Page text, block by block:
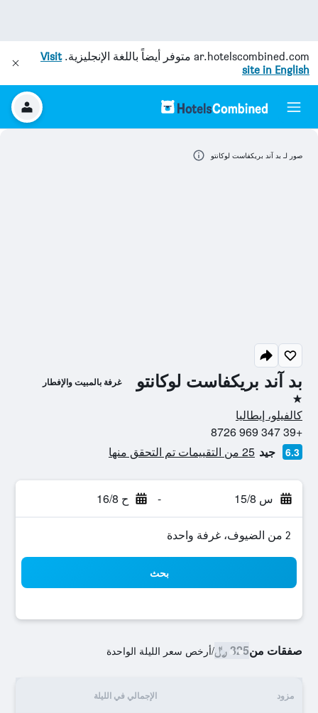
ar.hotelscombined.com متوفر أيضاً باللغة الإنجليزية.Visit
site in English
بد آند بريكفاست لوكانتو غرفة بالمبيت والإفطار
نجمة واحدة
كالفيلو، إيطاليا
+39 347 969 8726
6.3 جيد 25 من التقييمات تم التحقق منها
س 15/8 - ح 16/8
2 من الضيوف، غرفة واحدة
بحث
صفقات من325 ﷼ /أرخص سعر الليلة الواحدة
مزود الإجمالي في الليلة
صور لـ بد آند بريكفاست لوكانتو